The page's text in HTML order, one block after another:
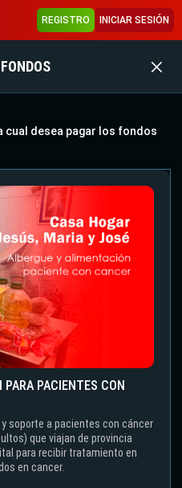
REGISTRO INICIAR SESIÓN
cual desea pagar los fondos
PACIENTES CON
soporte a pacientes con cáncer
que viajan de provincia
para recibir tratamiento en
en cancer.